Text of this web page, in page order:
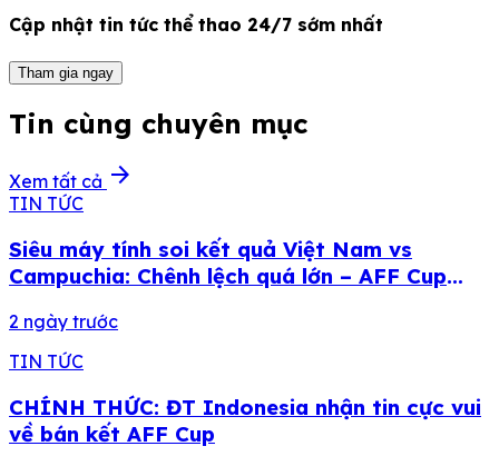
Cập nhật tin tức thể thao 24/7 sớm nhất
Tham gia ngay
Tin cùng chuyên mục
Xem tất cả arrow_forward
TIN TỨC
Siêu máy tính soi kết quả Việt Nam vs
Campuchia: Chênh lệch quá lớn – AFF Cup
2 ngày trước
TIN TỨC
CHÍNH THỨC: ĐT Indonesia nhận tin cực vui
về bán kết AFF Cup